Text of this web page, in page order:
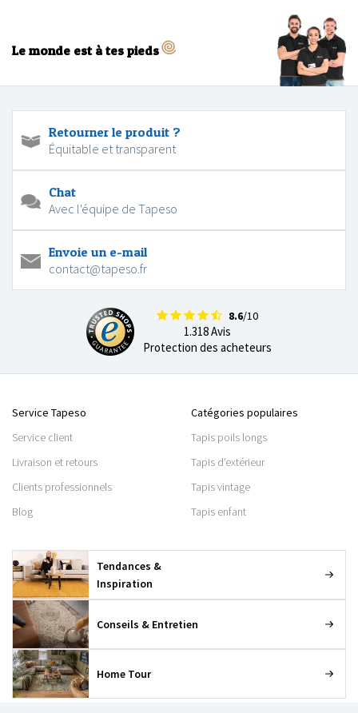
Le monde est à tes pieds
Retourner le produit ?
Équitable et transparent
Chat
Avec l'équipe de Tapeso
Envoie un e-mail
contact@tapeso.fr
8.6/10
1.318 Avis
Protection des acheteurs
Service Tapeso
Service client
Livraison et retours
Clients professionnels
Blog
Catégories populaires
Tapis poils longs
Tapis d’extérieur
Tapis vintage
Tapis enfant
Tendances &
Inspiration
Conseils & Entretien
Home Tour